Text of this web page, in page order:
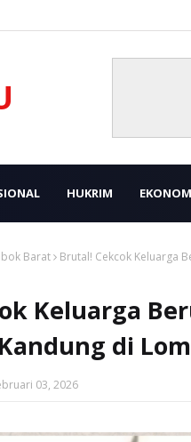
HUKRIM
Barat
Brutal! Cekcok Keluarga
Keluarga
di
03, 2026